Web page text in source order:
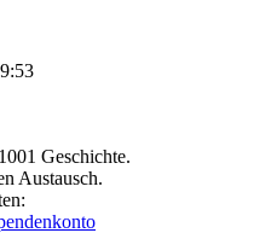
Geschichte.
Austausch.